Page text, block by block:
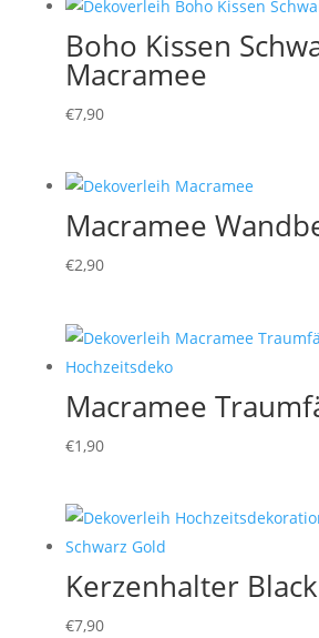
Boho Kissen
Macramee
€7,90
Macramee
€2,90
Macramee
€1,90
Kerzenhalter
€7,90